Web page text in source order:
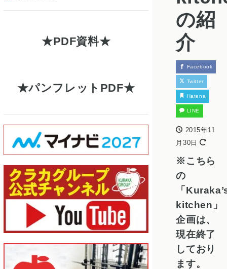
PDF資料
パンフレットPDF
の紹
介
Facebook
Twitter
Hatena
LINE
2015年11
月30日
※こちら
の
「
kitchen」
企画は、
現在終了
しており
ます。